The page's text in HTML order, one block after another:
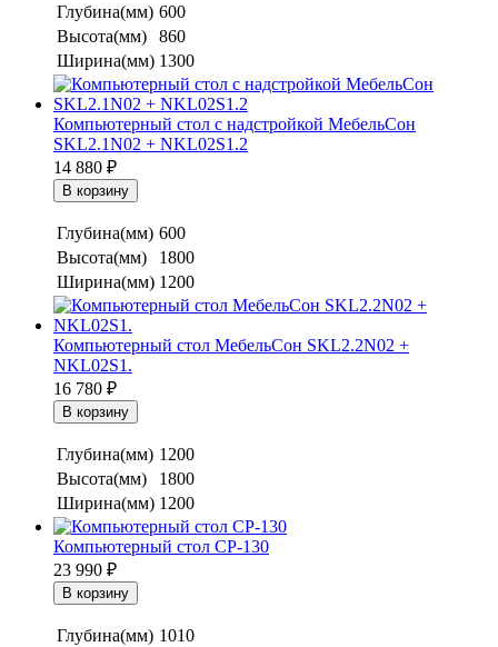
Глубина(мм) 600
Высота(мм)
860
Ширина(мм) 1300
Компьютерный стол с надстройкой МебельСон
SKL2.1N02 + NKL02S1.2
14 880 ₽
Глубина(мм) 600
Высота(мм)
1800
Ширина(мм) 1200
Компьютерный стол МебельСон SKL2.2N02 +
NKL02S1.
16 780 ₽
Глубина(мм) 1200
Высота(мм)
1800
Ширина(мм) 1200
Компьютерный стол СР-130
23 990 ₽
Глубина(мм) 1010